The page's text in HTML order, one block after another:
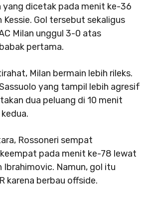
yang dicetak pada menit ke-36
Kessie. Gol tersebut sekaligus
Milan unggul 3-0 atas
pertama.
Milan bermain lebih rileks.
yang tampil lebih agresif
dua peluang di 10 menit
Rossoneri sempat
pada menit ke-78 lewat
Ibrahimovic. Namun, gol itu
karena berbau offside.